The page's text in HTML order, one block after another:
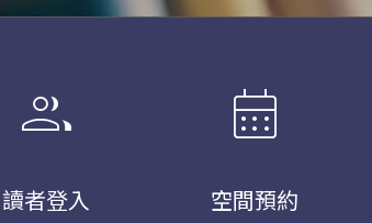
group
讀者登入
calendar_month
空間預約